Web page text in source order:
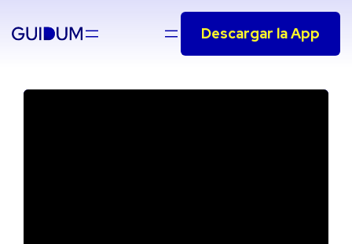
Saltar
Descargar la App